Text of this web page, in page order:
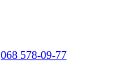
068 578-09-77